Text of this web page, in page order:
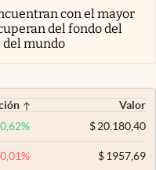
con el mayor
del fondo del
del mundo
Valor
0,62% $20.180,40
% $1957,69